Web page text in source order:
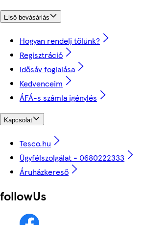
Első bevásárlás
Hogyan rendelj tőlünk?
Regisztráció
Idősáv foglalása
Kedvenceim
ÁFÁ-s számla igénylés
Kapcsolat
Tesco.hu
Ügyfélszolgálat - 0680222333
Áruházkereső
followUs